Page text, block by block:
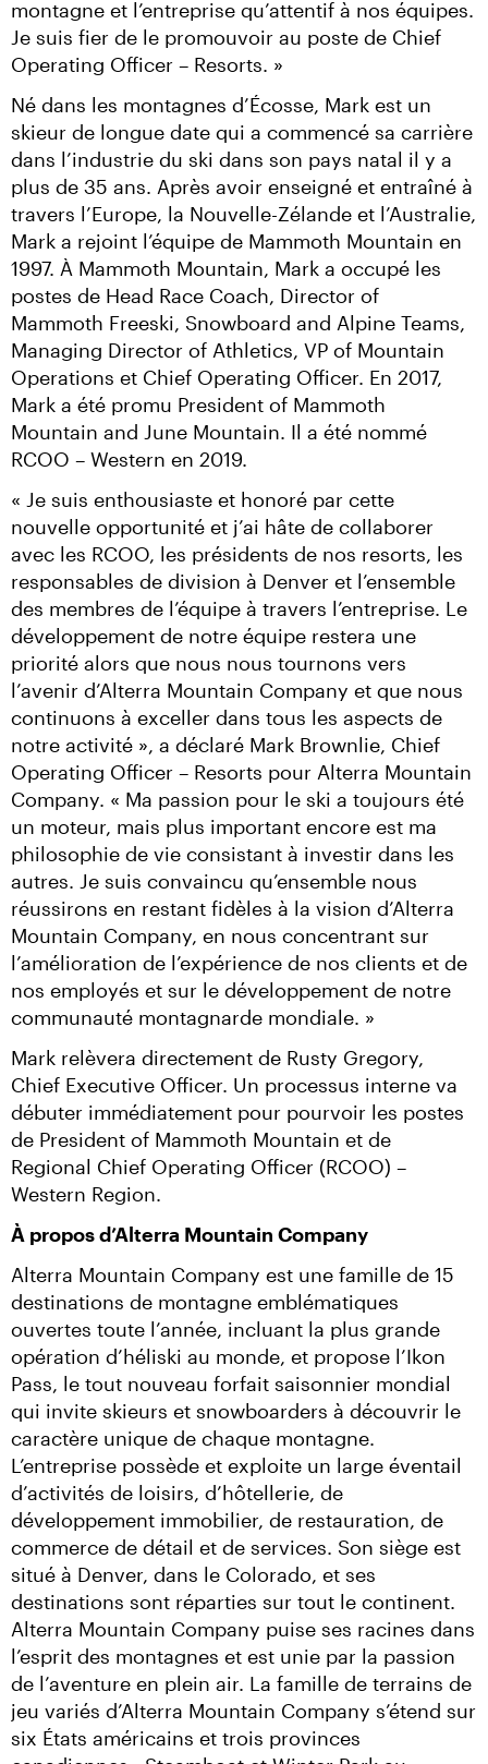
montagne et l’entreprise qu’attentif à nos équipes.
Je suis fier de le promouvoir au poste de Chief
Operating Officer – Resorts. »
Né dans les montagnes d’Écosse, Mark est un
skieur de longue date qui a commencé sa carrière
dans l’industrie du ski dans son pays natal il y a
plus de 35 ans. Après avoir enseigné et entraîné à
travers l’Europe, la Nouvelle-Zélande et l’Australie,
Mark a rejoint l’équipe de Mammoth Mountain en
1997. À Mammoth Mountain, Mark a occupé les
postes de Head Race Coach, Director of
Mammoth Freeski, Snowboard and Alpine Teams,
Managing Director of Athletics, VP of Mountain
Operations et Chief Operating Officer. En 2017,
Mark a été promu President of Mammoth
Mountain and June Mountain. Il a été nommé
RCOO – Western en 2019.
« Je suis enthousiaste et honoré par cette
nouvelle opportunité et j’ai hâte de collaborer
avec les RCOO, les présidents de nos resorts, les
responsables de division à Denver et l’ensemble
des membres de l’équipe à travers l’entreprise. Le
développement de notre équipe restera une
priorité alors que nous nous tournons vers
l’avenir d’Alterra Mountain Company et que nous
continuons à exceller dans tous les aspects de
notre activité », a déclaré Mark Brownlie, Chief
Operating Officer – Resorts pour Alterra Mountain
Company. « Ma passion pour le ski a toujours été
un moteur, mais plus important encore est ma
philosophie de vie consistant à investir dans les
autres. Je suis convaincu qu’ensemble nous
réussirons en restant fidèles à la vision d’Alterra
Mountain Company, en nous concentrant sur
l’amélioration de l’expérience de nos clients et de
nos employés et sur le développement de notre
communauté montagnarde mondiale. »
Mark relèvera directement de Rusty Gregory,
Chief Executive Officer. Un processus interne va
débuter immédiatement pour pourvoir les postes
de President of Mammoth Mountain et de
Regional Chief Operating Officer (RCOO) –
Western Region.
À propos d’Alterra Mountain Company
Alterra Mountain Company est une famille de 15
destinations de montagne emblématiques
ouvertes toute l’année, incluant la plus grande
opération d’héliski au monde, et propose l’Ikon
Pass, le tout nouveau forfait saisonnier mondial
qui invite skieurs et snowboarders à découvrir le
caractère unique de chaque montagne.
L’entreprise possède et exploite un large éventail
d’activités de loisirs, d’hôtellerie, de
développement immobilier, de restauration, de
commerce de détail et de services. Son siège est
situé à Denver, dans le Colorado, et ses
destinations sont réparties sur tout le continent.
Alterra Mountain Company puise ses racines dans
l’esprit des montagnes et est unie par la passion
de l’aventure en plein air. La famille de terrains de
jeu variés d’Alterra Mountain Company s’étend sur
six États américains et trois provinces